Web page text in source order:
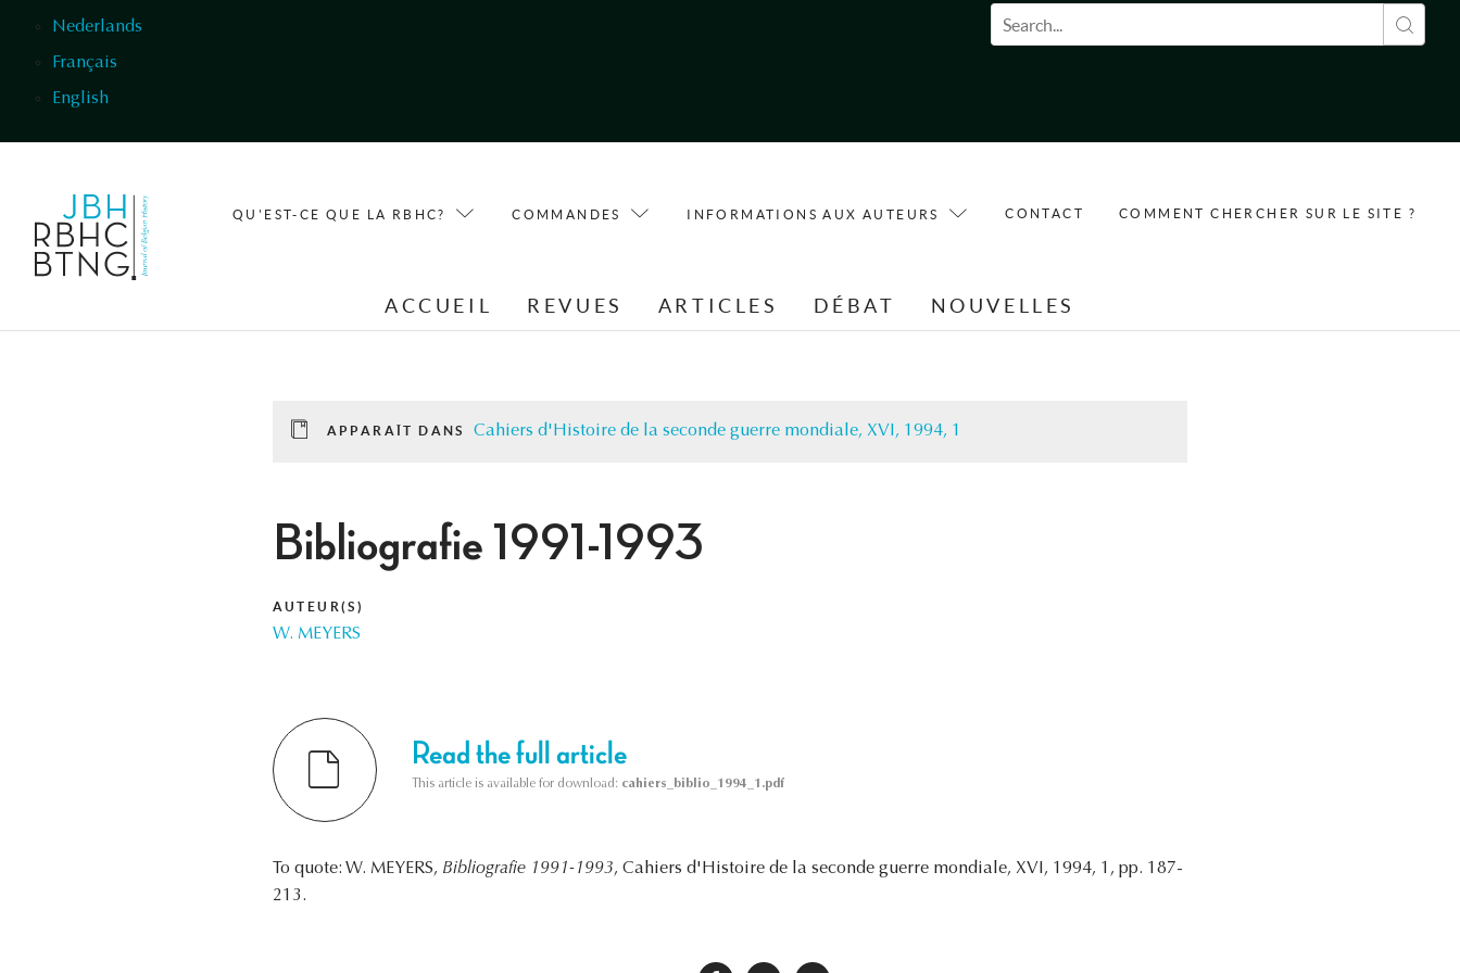
Nederlands
Français
English
Formulaire de recherche
QU'EST-CE QUE LA RBHC? COMMANDES INFORMATIONS AUX AUTEURS CONTACT COMMENT CHERCHER SUR LE SITE ?
ACCUEIL REVUES ARTICLES DÉBAT NOUVELLES
APPARAÎT DANS Cahiers d'Histoire de la seconde guerre mondiale, XVI, 1994, 1
Bibliografie 1991-1993
AUTEUR(S)
W. MEYERS
Read the full article
This article is available for download: cahiers_biblio_1994_1.pdf
To quote: W. MEYERS, Bibliografie 1991-1993, Cahiers d'Histoire de la seconde guerre mondiale, XVI, 1994, 1, pp. 187-
213.